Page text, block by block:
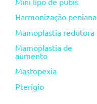
Harmonização peniana
Mamoplastia redutora
Mamoplastia de
aumento
Mastopexia
Pterígio